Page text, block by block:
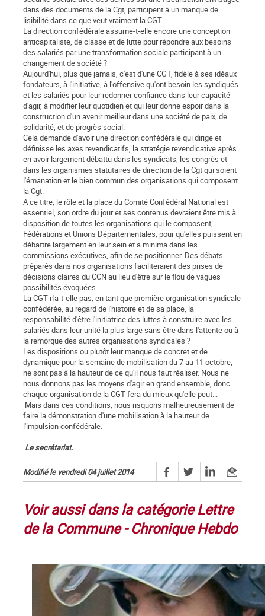
dans des documents de la Cgt, participent à un manque de
lisibilité dans ce que veut vraiment la CGT.
La direction confédérale assume-t-elle encore une conception
anticapitaliste, de classe et de lutte pour répondre aux besoins
des salariés par une transformation sociale participant à un
changement de société ?
Aujourd'hui, plus que jamais, c'est d'une CGT, fidèle à ses idéaux
fondateurs, à l'initiative, à l'offensive qu'ont besoin les syndiqués
et les salariés pour leur redonner confiance dans leur capacité
d'agir, à modifier leur quotidien et qui leur donne espoir dans la
construction d'un avenir meilleur dans une société de paix, de
solidarité, et de progrès social.
Cela demande d'avoir une direction confédérale qui dirige et
définisse les axes revendicatifs, la stratégie revendicative après
en avoir largement débattu dans les syndicats, les congrès et
dans les organismes statutaires de direction de la Cgt qui soient
l'émanation et le bien commun des organisations qui composent
la Cgt.
A ce titre, le rôle et la place du Comité Confédéral National est
essentiel, son ordre du jour et ses contenus devraient être mis à
disposition de toutes les organisations qui le composent,
Fédérations et Unions Départementales, pour qu'elles puissent en
débattre largement en leur sein et a minima dans les
commissions exécutives, afin de se positionner. Des débats
préparés dans nos organisations faciliteraient des prises de
décisions claires du CCN au lieu d'être sur le flou de vagues
possibilités évoquées...
La CGT n'a-t-elle pas, en tant que première organisation syndicale
confédérée, au regard de l'histoire et de sa place, la
responsabilité d'être l'initiatrice des luttes à construire avec les
salariés dans leur unité la plus large sans être dans l'attente ou à
la remorque des autres organisations syndicales ?
Les dispositions ou plutôt leur manque de concret et de
dynamique pour la semaine de mobilisation du 7 au 11 octobre,
ne sont pas à la hauteur de ce qu'il nous faut réaliser. Nous ne
nous donnons pas les moyens d'agir en grand ensemble, donc
chaque organisation de la CGT fera du mieux qu'elle peut...
Mais dans ces conditions, nous risquons malheureusement de
faire la démonstration d'une mobilisation à la hauteur de
l'impulsion confédérale.
Le secrétariat.
Modifié le vendredi 04 juillet 2014
Voir aussi dans la catégorie Lettre
de la Commune - Chronique Hebdo